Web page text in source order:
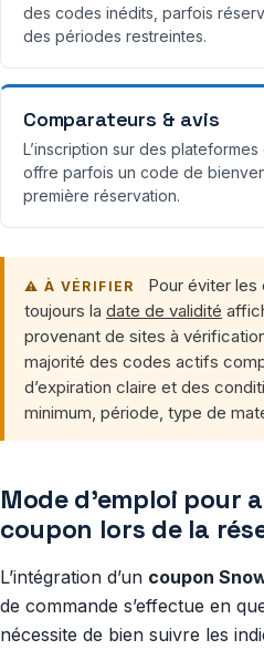
des codes inédits, parfois
des périodes restreintes.
Comparateurs & avis
L’inscription sur des
offre parfois un code de
première réservation.
⚠ À VÉRIFIER
Pour éviter
toujours la date de validité
provenant de sites à
majorité des codes actifs
d’expiration claire et des
minimum, période, type de
Mode d’emploi pour
coupon lors de la
L’intégration d’un coupon
de commande s’effectue en
nécessite de bien suivre les